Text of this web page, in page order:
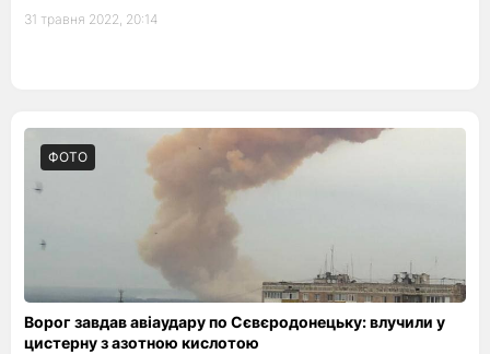
31 травня 2022, 20:14
ФОТО
Ворог завдав авіаудару по Сєвєродонецьку: влучили у
цистерну з азотною кислотою